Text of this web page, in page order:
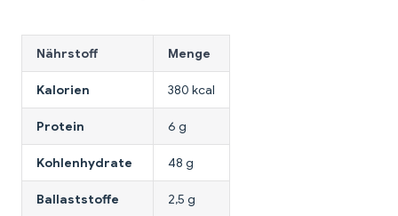
Nährstoff Menge
Kalorien 380 kcal
Protein 6 g
Kohlenhydrate 48 g
Ballaststoffe 2,5 g